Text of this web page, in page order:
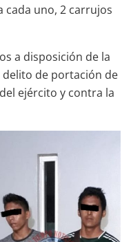
cada uno, 2 carrujos
a disposición de la
de portación de
ejército y contra la